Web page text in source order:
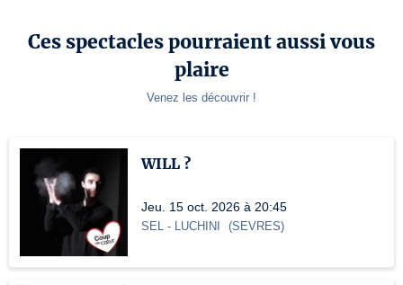
Ces spectacles pourraient aussi vous
plaire
Venez les découvrir !
WILL ?
Jeu. 15 oct. 2026 à 20:45
SEL - LUCHINI (SEVRES)